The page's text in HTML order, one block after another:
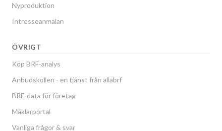
Nyproduktion
Intresseanmälan
ÖVRIGT
Köp BRF-analys
Anbudskollen - en tjänst från allabrf
BRF-data för företag
Mäklarportal
Vanliga frågor & svar